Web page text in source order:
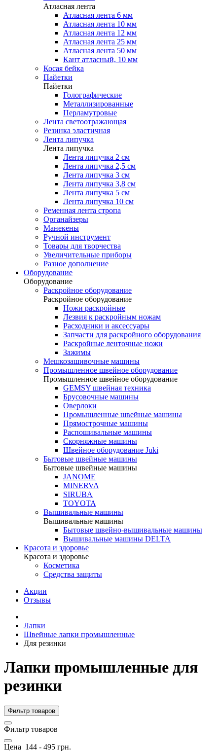
Атласная лента
Атласная лента 6 мм
Атласная лента 10 мм
Атласная лента 12 мм
Атласная лента 25 мм
Атласная лента 50 мм
Кант атласный, 10 мм
Косая бейка
Пайетки
Пайетки
Голографические
Металлизированные
Перламутровые
Лента светоотражающая
Резинка эластичная
Лента липучка
Лента липучка
Лента липучка 2 см
Лента липучка 2,5 см
Лента липучка 3 см
Лента липучка 3,8 см
Лента липучка 5 см
Лента липучка 10 см
Ременная лента стропа
Органайзеры
Манекены
Ручной инструмент
Товары для творчества
Увеличительные приборы
Разное дополнение
Оборудование
Оборудование
Раскройное оборудование
Раскройное оборудование
Ножи раскройные
Лезвия к раскройным ножам
Расходники и аксессуары
Запчасти для раскройного оборудования
Раскройные ленточные ножи
Зажимы
Мешкозашивочные машины
Промышленное швейное оборудование
Промышленное швейное оборудование
GEMSY швейная техника
Брусовочные машины
Оверлоки
Промышленные швейные машины
Прямострочные машины
Распошивальные машины
Скорняжные машины
Швейное оборудование Juki
Бытовые швейные машины
Бытовые швейные машины
JANOME
MINERVA
SIRUBA
TOYOTA
Вышивальные машины
Вышивальные машины
Бытовые швейно-вышивальные машины
Вышивальные машины DELTA
Красота и здоровье
Красота и здоровье
Косметика
Средства защиты
Акции
Отзывы
Лапки
Швейные лапки промышленные
Для резинки
Лапки промышленные для
резинки
Фильтр товаров
Фильтр товаров
Цена 144 - 495 грн.